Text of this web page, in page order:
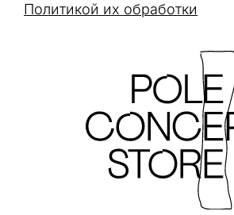
Политикой их обработки